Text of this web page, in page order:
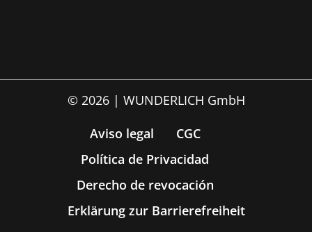
© 2026 | WUNDERLICH GmbH
Aviso legal
CGC
Política de Privacidad
Derecho de revocación
Erklärung zur Barrierefreiheit